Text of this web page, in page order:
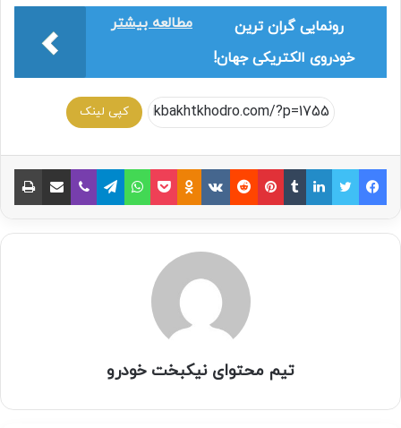
مطالعه بیشتر
رونمایی گران ترین
خودروی الکتریکی جهان!
کپی لینک
تیم محتوای نیکبخت خودرو